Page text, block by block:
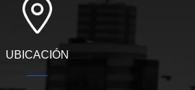
UBICACIÓN